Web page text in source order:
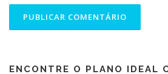
ENCONTRE O PLANO IDEAL